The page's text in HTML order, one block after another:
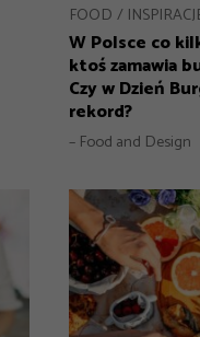
FOOD
W Polsce co
ktoś zamawia
Czy w Dzień
rekord?
– Food and Design